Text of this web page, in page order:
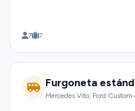
7 7
Furgoneta
Mercedes Vito, Ford Custom